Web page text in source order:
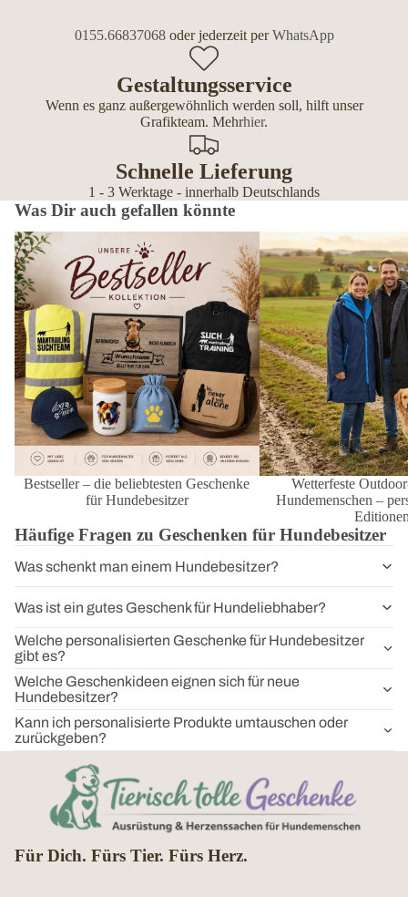
0155.66837068oder jederzeit perWhatsApp
Gestaltungsservice
Wenn es ganz außergewöhnlich werden soll, hilft unser
Grafikteam. Mehrhier.
Schnelle Lieferung
1 - 3 Werktage - innerhalb Deutschlands
Was Dir auch gefallen könnte
Bestseller – die beliebtesten Geschenke
für Hundebesitzer
Bestseller – die beliebtesten Geschenke
für Hundebesitzer
Wetterfeste Outdoor-
Hundemenschen –
Editionen
Wetterfeste
Hundemenschen –
Häufige Fragen zu Geschenken für Hundebesitzer
Was schenkt man einem Hundebesitzer?
Was ist ein gutes Geschenk für Hundeliebhaber?
Welche personalisierten Geschenke für Hundebesitzer
gibt es?
Welche Geschenkideen eignen sich für neue
Hundebesitzer?
Kann ich personalisierte Produkte umtauschen oder
zurückgeben?
Für Dich. Fürs Tier. Fürs Herz.